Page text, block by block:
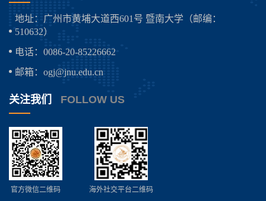
地址：广州市黄埔大道西601号 暨南大学（邮编：
510632）
电话：0086-20-85226662
邮箱：ogj@jnu.edu.cn
关注我们 FOLLOW US
官方微信二维码 海外社交平台二维码